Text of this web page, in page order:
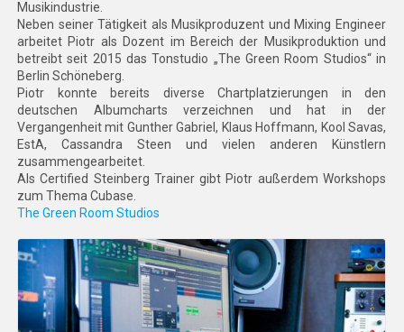
Musikindustrie.
Neben seiner Tätigkeit als Musikproduzent und Mixing Engineer
arbeitet Piotr als Dozent im Bereich der Musikproduktion und
betreibt seit 2015 das Tonstudio „The Green Room Studios“ in
Berlin Schöneberg.
Piotr konnte bereits diverse Chartplatzierungen in den
deutschen Albumcharts verzeichnen und hat in der
Vergangenheit mit Gunther Gabriel, Klaus Hoffmann, Kool Savas,
EstA, Cassandra Steen und vielen anderen Künstlern
zusammengearbeitet.
Als Certified Steinberg Trainer gibt Piotr außerdem Workshops
zum Thema Cubase.
The Green Room Studios